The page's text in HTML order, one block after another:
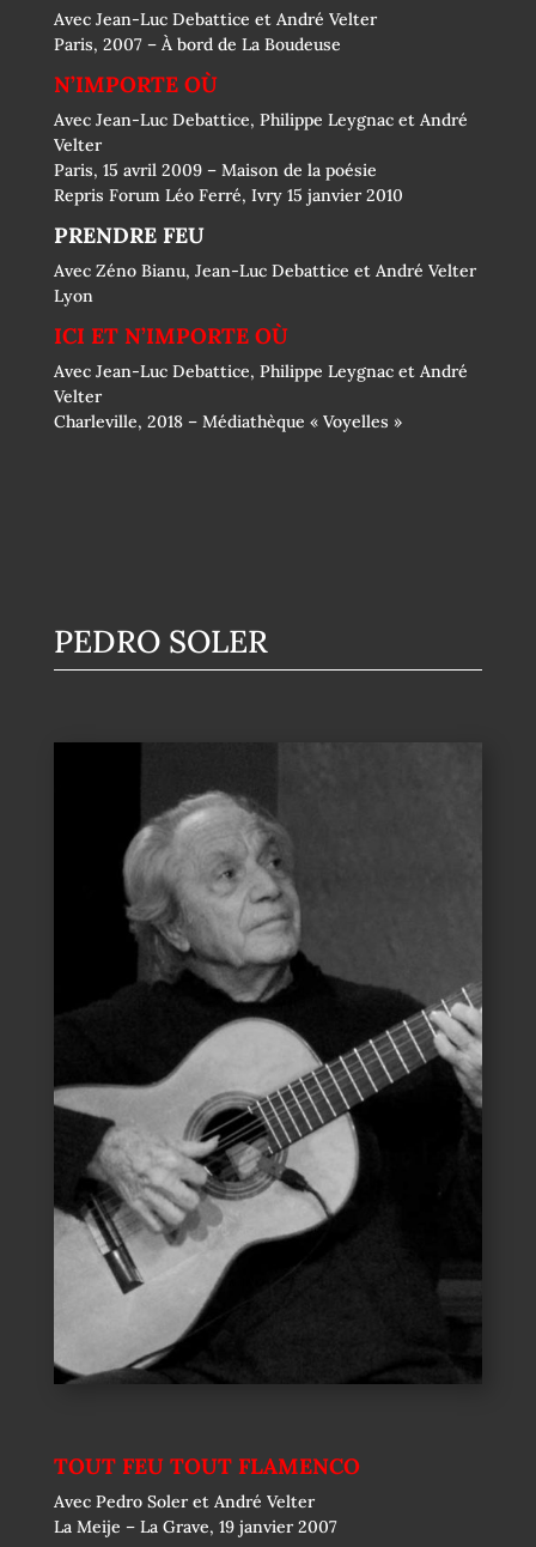
Avec Jean-Luc Debattice et André Velter
Paris, 2007 – À bord de La Boudeuse
N’IMPORTE OÙ
Avec Jean-Luc Debattice, Philippe Leygnac et André
Velter
Paris, 15 avril 2009 – Maison de la poésie
Repris Forum Léo Ferré, Ivry 15 janvier 2010
PRENDRE FEU
Avec Zéno Bianu, Jean-Luc Debattice et André Velter
Lyon
ICI ET N’IMPORTE OÙ
Avec Jean-Luc Debattice, Philippe Leygnac et André
Velter
Charleville, 2018 – Médiathèque « Voyelles »
PEDRO SOLER
TOUT FEU TOUT FLAMENCO
Avec Pedro Soler et André Velter
La Meije – La Grave, 19 janvier 2007